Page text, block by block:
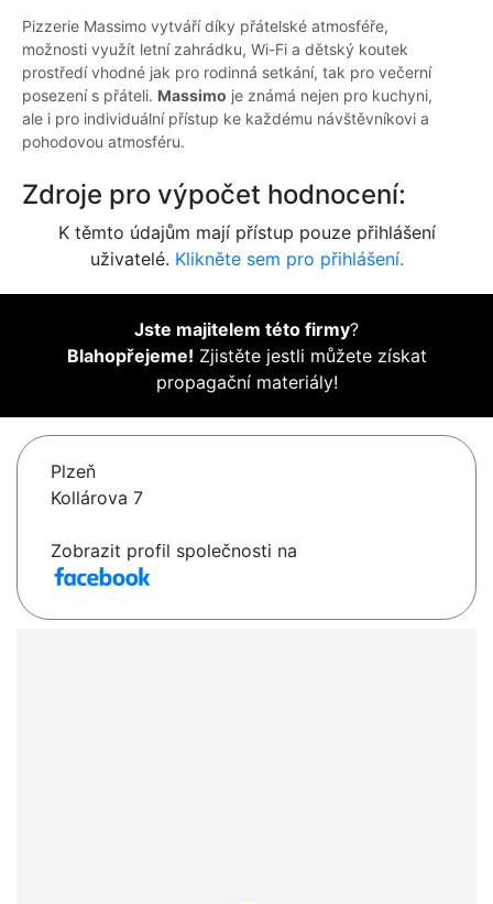
Pizzerie Massimo vytváří díky přátelské atmosféře,
možnosti využít letní zahrádku, Wi-Fi a dětský koutek
prostředí vhodné jak pro rodinná setkání, tak pro večerní
posezení s přáteli. Massimo je známá nejen pro kuchyni,
ale i pro individuální přístup ke každému návštěvníkovi a
pohodovou atmosféru.
Zdroje pro výpočet hodnocení:
K těmto údajům mají přístup pouze přihlášení
uživatelé. Klikněte sem pro přihlášení.
Jste majitelem této firmy?
Blahopřejeme! Zjistěte jestli můžete získat
propagační materiály!
Plzeň
Kollárova 7
Zobrazit profil společnosti na